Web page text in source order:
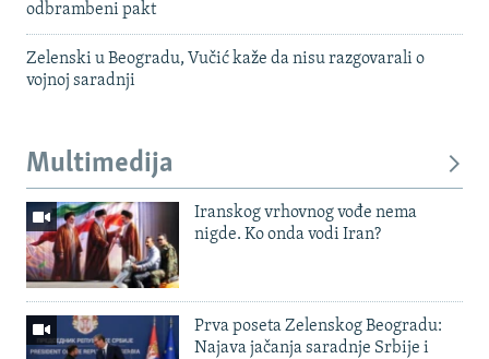
odbrambeni pakt
Zelenski u Beogradu, Vučić kaže da nisu razgovarali o
vojnoj saradnji
Multimedija
Iranskog vrhovnog vođe nema
nigde. Ko onda vodi Iran?
Prva poseta Zelenskog Beogradu:
Najava jačanja saradnje Srbije i